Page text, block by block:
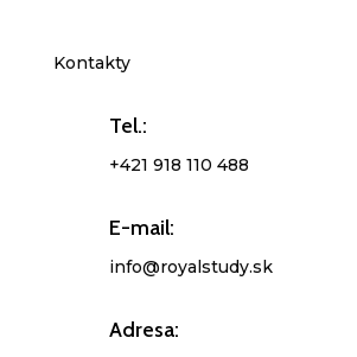
Kontakty
Tel.:
+421 918 110 488
E-mail:
info@royalstudy.sk
Adresa: